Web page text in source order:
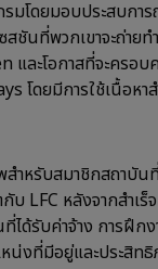
รมโดยมอบประสบก
ชันที่พวกเขาจะถ่าย
และโอกาสที่จะครอ
โดยมีการใช้เนื้อหา
หรับสมาชิกสถาบันที่
บ LFC หลังจากสำเร็
ได้รับค่าจ้าง การฝึก
น่งที่มีอยู่และประสิทธิ